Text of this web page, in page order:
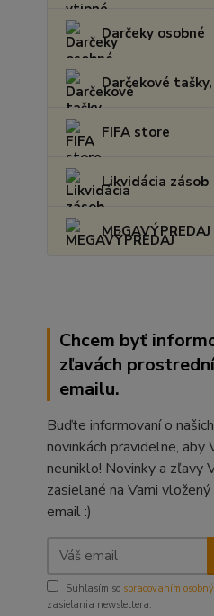
Darčeky osobné
Darčekové
FIFA store
Likvidácia zásob
MEGAVÝPREDAJ
Chcem byť
zľavách
emailu.
Buďte informovaní o
novinkách pravidelne, aby
neuniklo! Novinky a zľavy
zasielané na Vami
email :)
Súhlasím so spracovaním
zasielania newslettera.